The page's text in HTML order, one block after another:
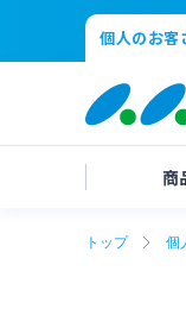
個人のお客
商
トップ 個